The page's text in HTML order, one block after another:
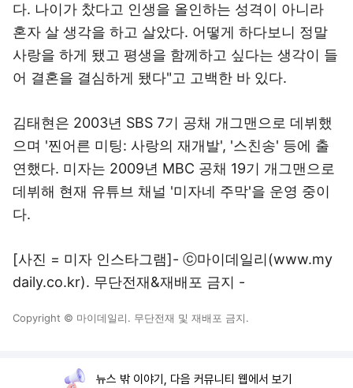
다. 나이가 찼다고 인생을 올인하는 성격이 아니라
혼자 살 생각을 하고 살았다. 어떻게 하다보니 정말
사랑을 하게 됐고 평생을 함께하고 싶다는 생각이 들
어 결혼을 결심하게 됐다"고 고백한 바 있다.
김태현은 2003년 SBS 7기 공채 개그맨으로 데뷔했
으며 '찐어른 미팅: 사랑의 재개발', '스친송' 등에 출
연했다. 미자는 2009년 MBC 공채 19기 개그맨으로
데뷔해 현재 유튜브 채널 '미자네 주막'을 운영 중이
다.
[사진 = 미자 인스타그램]- ⓒ마이데일리(www.my
daily.co.kr). 무단전재&재배포 금지 -
Copyright © 마이데일리. 무단전재 및 재배포 금지.
뉴스 밖 이야기, 다음 커뮤니티 웹에서 보기